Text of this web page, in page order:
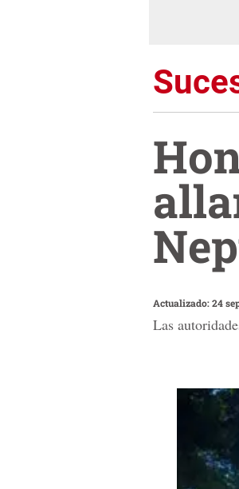
Actualizado: 24
Las